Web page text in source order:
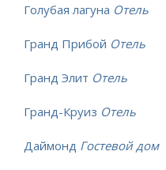
Голубая лагуна Отель
Гранд Прибой Отель
Гранд Элит Отель
Гранд-Круиз Отель
Даймонд Гостевой дом